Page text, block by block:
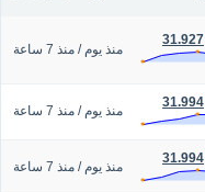
31.927
منذ يوم / منذ 7 ساعة
31.994
منذ يوم / منذ 7 ساعة
31.994
منذ يوم / منذ 7 ساعة